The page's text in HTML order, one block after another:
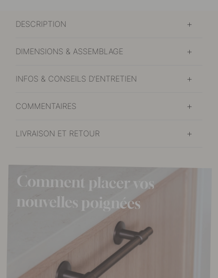
DESCRIPTION
DIMENSIONS & ASSEMBLAGE
INFOS & CONSEILS D'ENTRETIEN
COMMENTAIRES
LIVRAISON ET RETOUR